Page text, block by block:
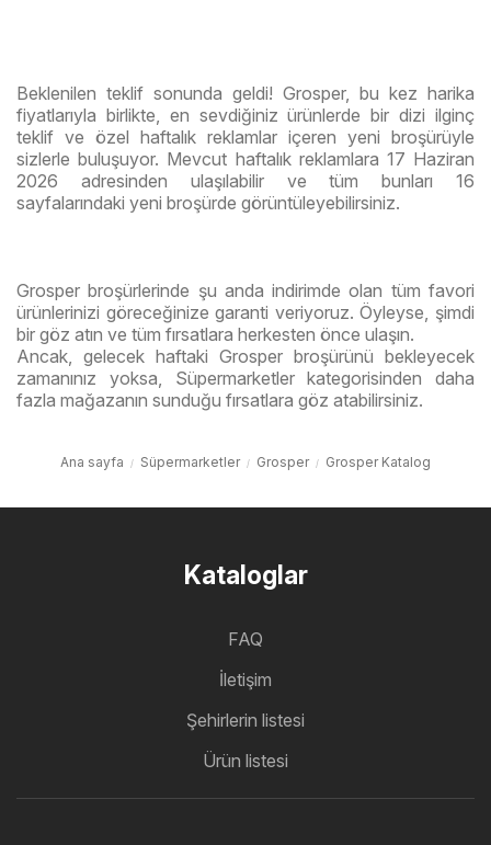
Beklenilen teklif sonunda geldi! Grosper, bu kez harika
fiyatlarıyla birlikte, en sevdiğiniz ürünlerde bir dizi ilginç
teklif ve özel haftalık reklamlar içeren yeni broşürüyle
sizlerle buluşuyor. Mevcut haftalık reklamlara 17 Haziran
2026 adresinden ulaşılabilir ve tüm bunları 16
sayfalarındaki yeni broşürde görüntüleyebilirsiniz.
Grosper broşürlerinde şu anda indirimde olan tüm favori
ürünlerinizi göreceğinize garanti veriyoruz. Öyleyse, şimdi
bir göz atın ve tüm fırsatlara herkesten önce ulaşın.
Ancak, gelecek haftaki Grosper broşürünü bekleyecek
zamanınız yoksa, Süpermarketler kategorisinden daha
fazla mağazanın sunduğu fırsatlara göz atabilirsiniz.
Ana sayfa Süpermarketler Grosper Grosper Katalog
Kataloglar
FAQ
İletişim
Şehirlerin listesi
Ürün listesi